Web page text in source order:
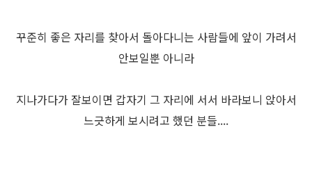
꾸준히 좋은 자리를 찾아서 돌아다니는 사람들에 앞이 가려서
안보일뿐 아니라
지나가다가 잘보이면 갑자기 그 자리에 서서 바라보니 앉아서
느긋하게 보시려고 했던 분들....